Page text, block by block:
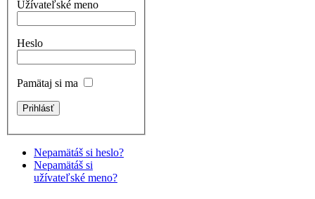
Užívateľské meno
Heslo
Pamätaj si ma
Nepamätáš si heslo?
Nepamätáš si
užívateľské meno?